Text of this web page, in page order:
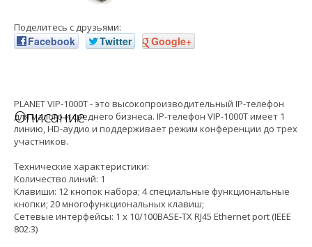
Поделитесь с друзьями:
Facebook Twitter Google+
Описание
PLANET VIP-1000T - это высокопроизводительный IP-телефон
для малого и среднего бизнеса. IP-телефон VIP-1000T имеет 1
линию, HD-аудио и поддерживает режим конференции до трех
участников.
Технические характеристики:
Количество линий: 1
Клавиши: 12 кнопок набора; 4 специальные функциональные
кнопки; 20 многофункциональных клавиш;
Сетевые интерфейсы: 1 х 10/100BASE-TX RJ45 Ethernet port (IEEE
802.3)